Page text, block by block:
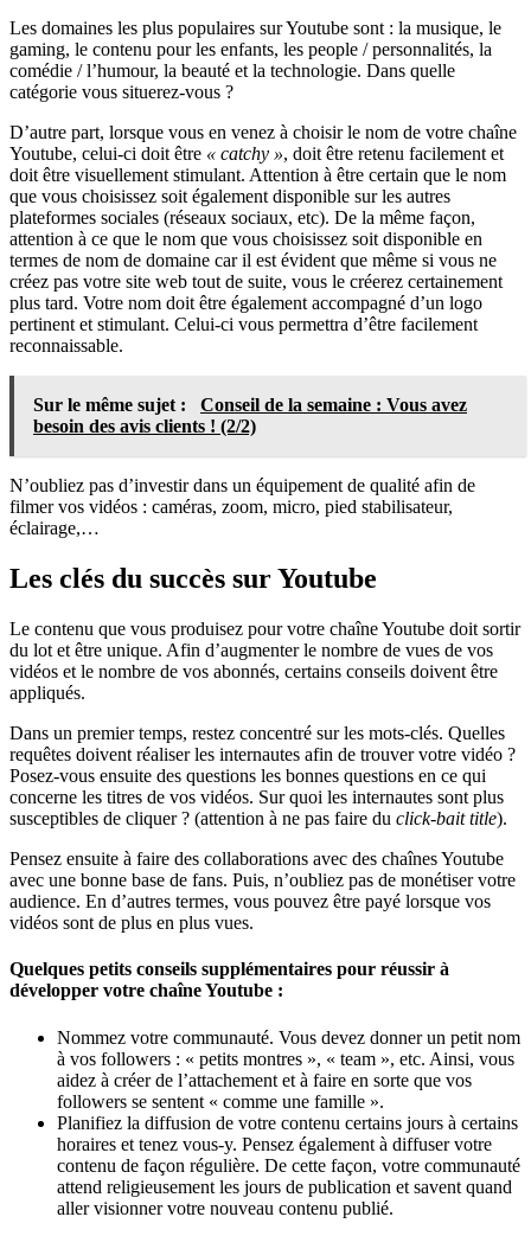
Les domaines les plus populaires sur Youtube sont : la musique, le
gaming, le contenu pour les enfants, les people / personnalités, la
comédie / l’humour, la beauté et la technologie. Dans quelle
catégorie vous situerez-vous ?
D’autre part, lorsque vous en venez à choisir le nom de votre chaîne
Youtube, celui-ci doit être « catchy », doit être retenu facilement et
doit être visuellement stimulant. Attention à être certain que le nom
que vous choisissez soit également disponible sur les autres
plateformes sociales (réseaux sociaux, etc). De la même façon,
attention à ce que le nom que vous choisissez soit disponible en
termes de nom de domaine car il est évident que même si vous ne
créez pas votre site web tout de suite, vous le créerez certainement
plus tard. Votre nom doit être également accompagné d’un logo
pertinent et stimulant. Celui-ci vous permettra d’être facilement
reconnaissable.
Sur le même sujet :
Conseil de la semaine : Vous avez
besoin des avis clients ! (2/2)
N’oubliez pas d’investir dans un équipement de qualité afin de
filmer vos vidéos : caméras, zoom, micro, pied stabilisateur,
éclairage,…
Les clés du succès sur Youtube
Le contenu que vous produisez pour votre chaîne Youtube doit sortir
du lot et être unique. Afin d’augmenter le nombre de vues de vos
vidéos et le nombre de vos abonnés, certains conseils doivent être
appliqués.
Dans un premier temps, restez concentré sur les mots-clés. Quelles
requêtes doivent réaliser les internautes afin de trouver votre vidéo ?
Posez-vous ensuite des questions les bonnes questions en ce qui
concerne les titres de vos vidéos. Sur quoi les internautes sont plus
susceptibles de cliquer ? (attention à ne pas faire du click-bait title).
Pensez ensuite à faire des collaborations avec des chaînes Youtube
avec une bonne base de fans. Puis, n’oubliez pas de monétiser votre
audience. En d’autres termes, vous pouvez être payé lorsque vos
vidéos sont de plus en plus vues.
Quelques petits conseils supplémentaires pour réussir à
développer votre chaîne Youtube :
Nommez votre communauté. Vous devez donner un petit nom
à vos followers : « petits montres », « team », etc. Ainsi, vous
aidez à créer de l’attachement et à faire en sorte que vos
followers se sentent « comme une famille ».
Planifiez la diffusion de votre contenu certains jours à certains
horaires et tenez vous-y. Pensez également à diffuser votre
contenu de façon régulière. De cette façon, votre communauté
attend religieusement les jours de publication et savent quand
aller visionner votre nouveau contenu publié.